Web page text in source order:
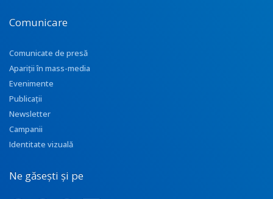
Comunicare
Comunicate de presă
Apariţii în mass-media
Evenimente
Publicații
Newsletter
Campanii
Identitate vizuală
Ne găsești și pe